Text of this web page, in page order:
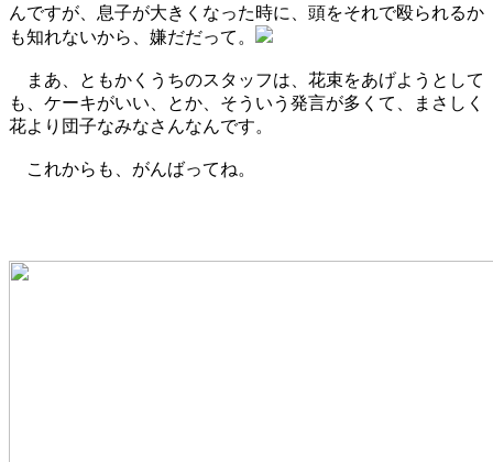
んですが、息子が大きくなった時に、頭をそれで殴られるか
も知れないから、嫌だだって。
まあ、ともかくうちのスタッフは、花束をあげようとして
も、ケーキがいい、とか、そういう発言が多くて、まさしく
花より団子なみなさんなんです。
これからも、がんばってね。